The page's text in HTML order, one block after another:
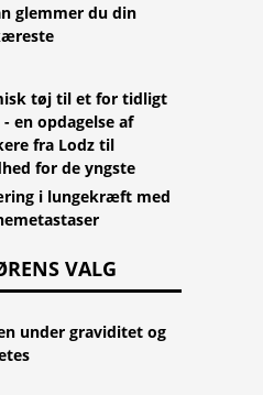
glemmer du din
tøj til et for tidligt
en opdagelse af
fra Lodz til
for de yngste
i lungekræft med
VALG
under graviditet og